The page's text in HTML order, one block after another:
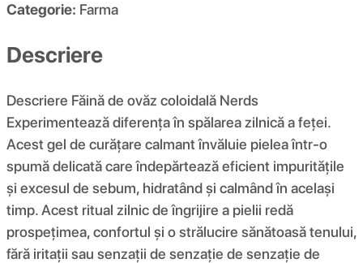
Categorie: Farma
Descriere
Descriere Făină de ovăz coloidală Nerds
Experimentează diferența în spălarea zilnică a feței.
Acest gel de curățare calmant învăluie pielea într-o
spumă delicată care îndepărtează eficient impuritățile
și excesul de sebum, hidratând și calmând în același
timp. Acest ritual zilnic de îngrijire a pielii redă
prospețimea, confortul și o strălucire sănătoasă tenului,
fără iritații sau senzații de senzație de senzație de